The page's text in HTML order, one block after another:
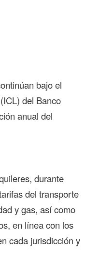
bajo el
del Banco
anual del
durante
del transporte
y gas, así como
en línea con los
cada jurisdicción y